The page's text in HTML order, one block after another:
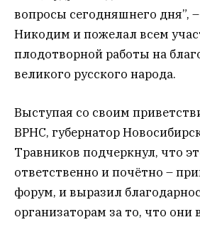
вопросы сегодняшнего дня”,
Никодим и пожелал всем
плодотворной работы на
великого русского народа.
Выступая со своим
ВРНС, губернатор
Травников подчеркнул, что
ответственно и почётно –
форум, и выразил
организаторам за то, что они